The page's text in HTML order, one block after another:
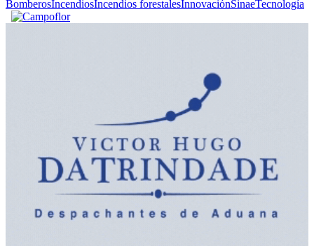
BomberosIncendiosIncendios forestalesInnovaciónSinaeTecnología